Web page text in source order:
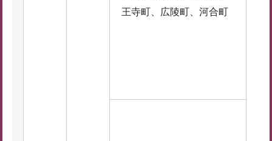
王寺町、広陵町、河合町